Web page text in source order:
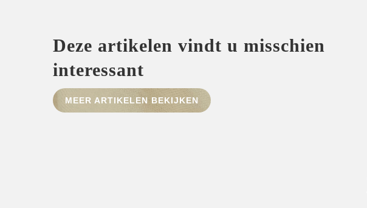
Deze artikelen vindt u misschien
interessant
MEER ARTIKELEN BEKIJKEN